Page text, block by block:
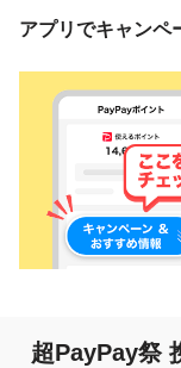
アプリでキャンペ
超PayPay祭